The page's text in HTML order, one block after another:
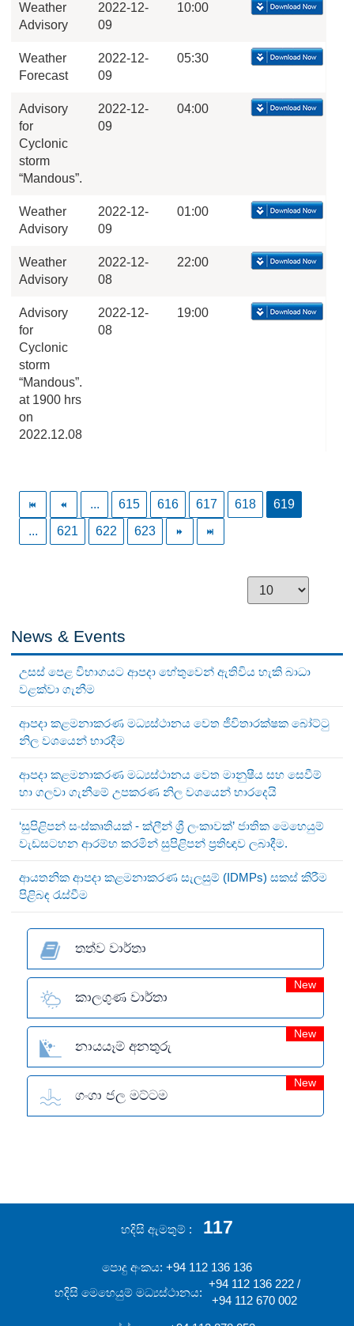
Weather
Advisory
2022-12-
09
10:00
Weather
Forecast
2022-12-
09
05:30
Advisory
for
Cyclonic
storm
“Mandous”.
2022-12-
09
04:00
Weather
Advisory
2022-12-
09
01:00
Weather
Advisory
2022-12-
08
22:00
Advisory
for
Cyclonic
storm
“Mandous”.
at 1900 hrs
on
2022.12.08
2022-12-
08
19:00
... 615 616 617 618
619
...
621 622 623
News & Events
උසස් පෙළ විභාගයට ආපදා හේතුවෙන් ඇතිවිය හැකි බාධා
වළක්වා ගැනීම
ආපදා කළමනාකරණ මධ්‍යස්ථානය වෙත ජීවිතාරක්ෂක බෝට්ටු
නිල වශයෙන් භාරදීම
ආපදා කළමනාකරණ මධ්‍යස්ථානය වෙත මානුෂීය සහ සෙවීම්
හා ගලවා ගැනීමේ උපකරණ නිල වශයෙන් භාරදෙයි
‘සුපිළිපන් සංස්කෘතියක් - ක්ලීන් ශ්‍රී ලංකාවක්’ ජාතික මෙහෙයුම්
වැඩසටහන ආරම්භ කරමින් සුපිළිපන් ප්‍රතිඥාව ලබාදීම.
ආයතනික ආපදා කළමනාකරණ සැලසුම් (IDMPs) සකස් කිරීම
පිළිබඳ රැස්වීම
තත්ව වාර්තා
කාලගුණ වාර්තා
New
නායයෑම් අනතුරු
New
ගංගා ජල මට්ටම
New
හදිසි ඇමතුම් 117
පොදු අංකය: +94 112 136 136
හදිසි මෙහෙයුම් මධ්‍යස්ථානය:
+94 112 136 222 /
+94 112 670 002